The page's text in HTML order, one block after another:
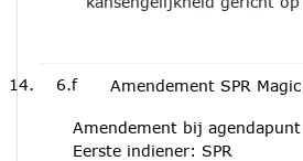
6.f Amendement SPR
Amendement bij
Eerste indiener: SPR